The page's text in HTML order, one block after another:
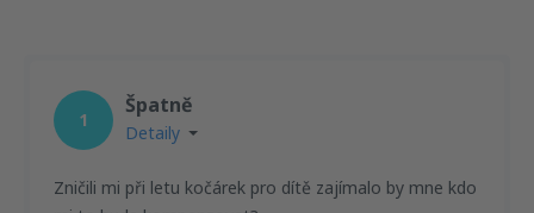
1
Špatně
Detaily
Zničili mi při letu kočárek pro dítě zajímalo by mne kdo